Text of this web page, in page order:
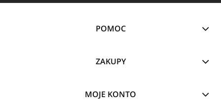
POMOC
ZAKUPY
MOJE KONTO